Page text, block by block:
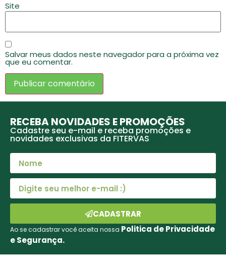
Site
Salvar meus dados neste navegador para a próxima vez
que eu comentar.
RECEBA NOVIDADES E PROMOÇÕES
Cadastre seu e-mail e receba promoções e
novidades exclusivas da FITERVAS
CADASTRAR
Ao se cadastrar você aceita nossa Politica de Privacidade
e Segurança.